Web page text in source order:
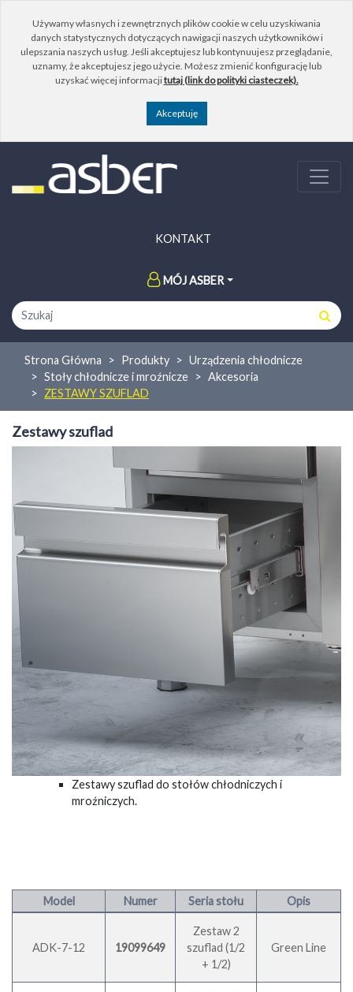
Używamy własnych i zewnętrznych plików cookie w celu uzyskiwania
danych statystycznych dotyczących nawigacji naszych użytkowników i
ulepszania naszych usług. Jeśli akceptujesz lub kontynuujesz przeglądanie,
uznamy, że akceptujesz jego użycie. Możesz zmienić konfigurację lub
uzyskać więcej informacjitutaj (link do polityki ciasteczek).
KONTAKT
MÓJ ASBER
Strona Główna Produkty
Urządzenia chłodnicze
Stoły chłodnicze i mroźnicze
Akcesoria
ZESTAWY SZUFLAD
Zestawy szuflad
Zestawy szuflad do stołów chłodniczych i
mroźniczych.
Model Numer Seria stołu Opis
ADK-7-12 19099649
Zestaw 2
szuflad (1/2
+ 1/2)
Green Line